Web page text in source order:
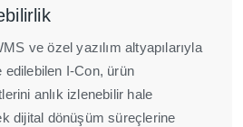
ve özel yazılım altyapılarıyla
edilebilen I-Con, ürün
anlık izlenebilir hale
dijital dönüşüm süreçlerine